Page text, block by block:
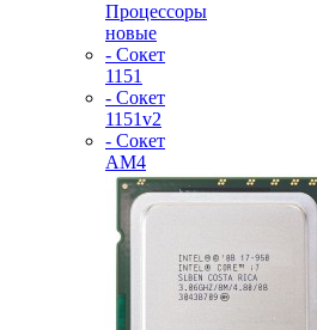
Процессоры
новые
- Сокет
1151
- Сокет
1151v2
- Сокет
AM4